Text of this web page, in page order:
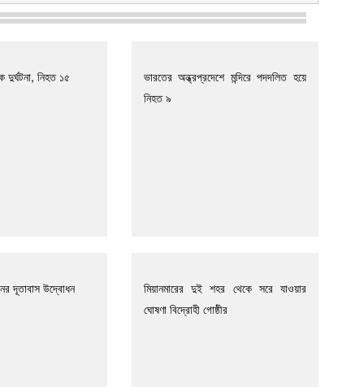
নিহত ১৫
ভারতের অন্ধ্রপ্রদেশে মন্দিরে পদদলিত হয়ে
নিহত ৯
দূতাবাস উদ্বোধন
মিয়ানমারের দুই শহর থেকে সরে যাওয়ার
ঘোষণা বিদ্রোহী গোষ্ঠীর